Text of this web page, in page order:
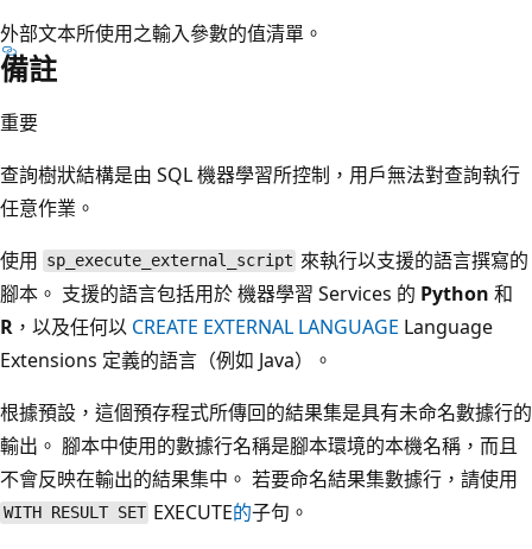
外部文本所使用之輸入參數的值清單。
備註
重要
查詢樹狀結構是由 SQL 機器學習所控制，用戶無法對查詢執行
任意作業。
使用 sp_execute_external_script 來執行以支援的語言撰寫的
腳本。 支援的語言包括用於 機器學習 Services 的 Python 和
R ，以及任何以 CREATE EXTERNAL LANGUAGE Language
Extensions 定義的語言（例如 Java）。
根據預設，這個預存程式所傳回的結果集是具有未命名數據行的
輸出。 腳本中使用的數據行名稱是腳本環境的本機名稱，而且
不會反映在輸出的結果集中。 若要命名結果集數據行，請使用
WITH RESULT SET EXECUTE的子句。